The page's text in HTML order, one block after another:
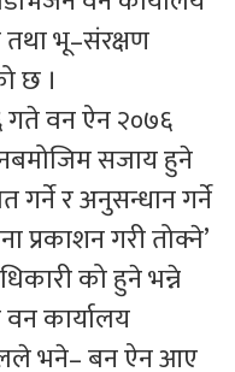
भू–संरक्षण
छ ।
वन ऐन २०७६
सजाय हुने
गर्ने र अनुसन्धान गर्ने
प्रकाशन गरी तोक्ने’
को हुने भन्ने
कार्यालय
भने– बन ऐन आए